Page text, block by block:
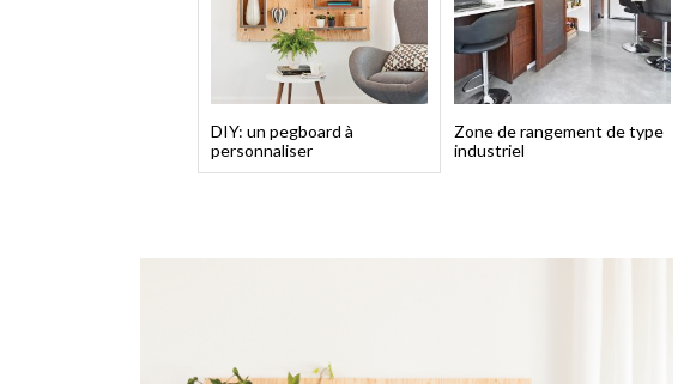
DIY: un pegboard à
personnaliser
Zone de rangement de type
industriel